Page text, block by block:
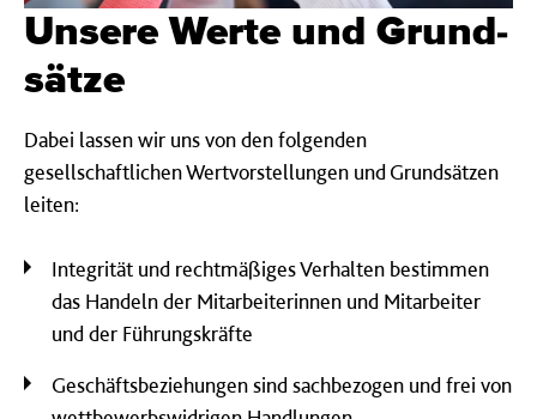
Unsere Werte und Grund­
sätze
Dabei lassen wir uns von den folgenden
gesellschaftlichen Wertvorstellungen und Grundsätzen
leiten:
Integrität und rechtmäßiges Verhalten bestimmen
das Handeln der Mitarbeiterinnen und Mitarbeiter
und der Führungskräfte
Geschäftsbeziehungen sind sachbezogen und frei von